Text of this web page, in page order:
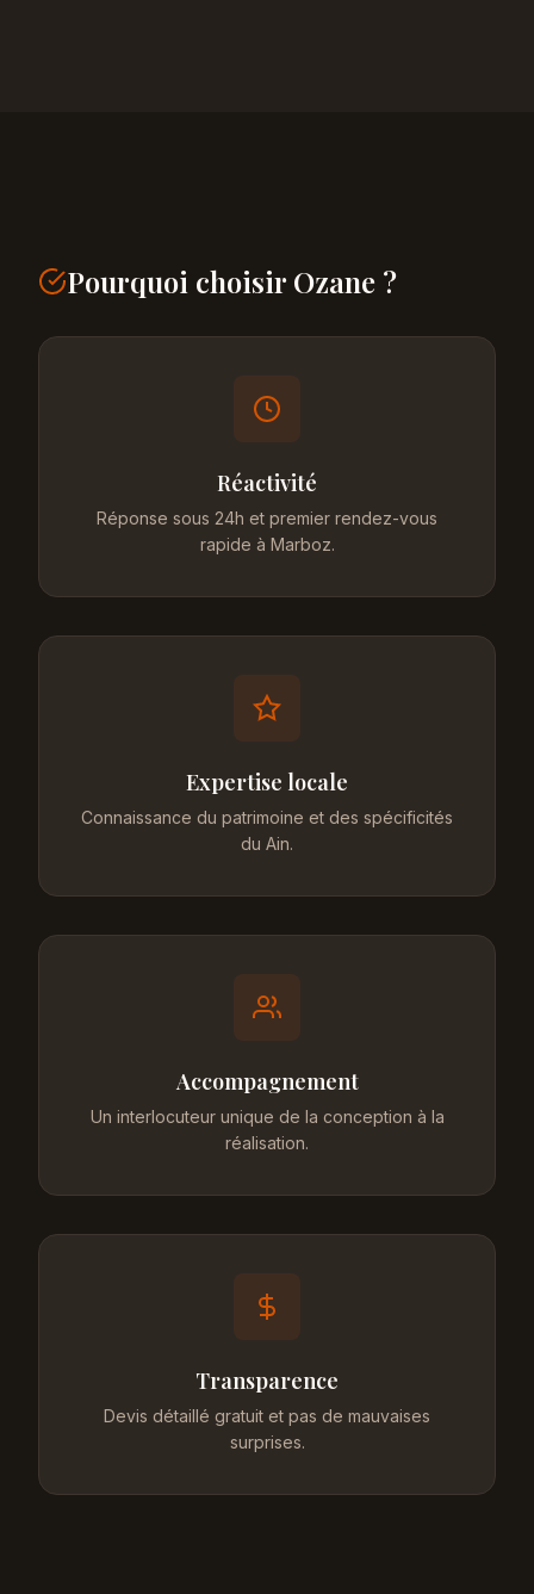
Pourquoi choisir Ozane ?
Réactivité
Réponse sous 24h et premier rendez-vous
rapide à Marboz.
Expertise locale
Connaissance du patrimoine et des spécificités
du Ain.
Accompagnement
Un interlocuteur unique de la conception à la
réalisation.
Transparence
Devis détaillé gratuit et pas de mauvaises
surprises.